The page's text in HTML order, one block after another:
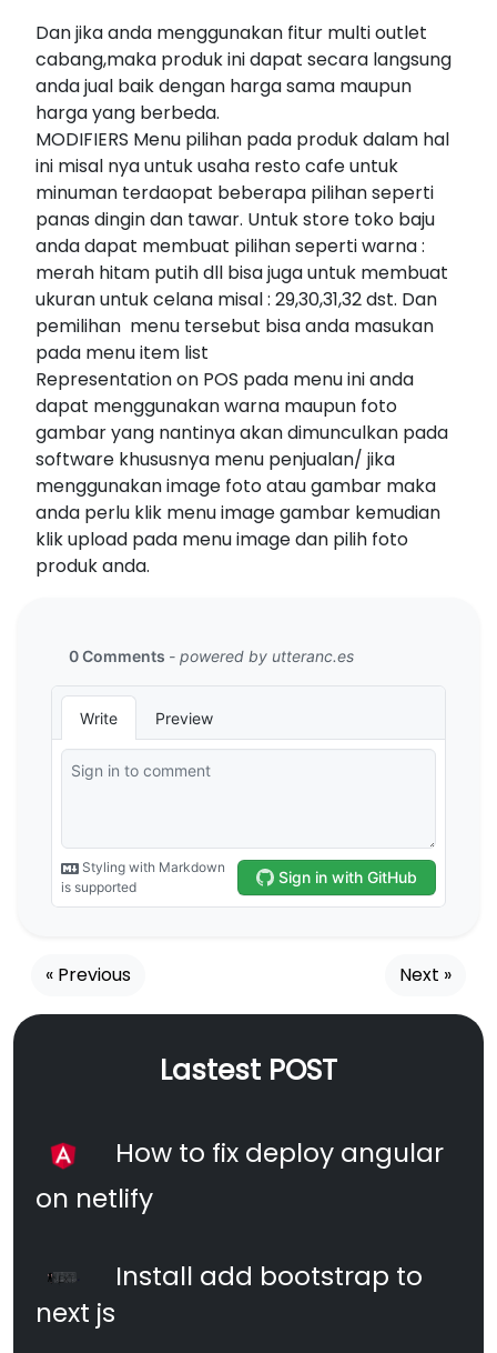
Dan jika anda menggunakan fitur multi outlet
cabang,maka produk ini dapat secara langsung
anda jual baik dengan harga sama maupun
harga yang berbeda.
MODIFIERS Menu pilihan pada produk dalam hal
ini misal nya untuk usaha resto cafe untuk
minuman terdaopat beberapa pilihan seperti
panas dingin dan tawar. Untuk store toko baju
anda dapat membuat pilihan seperti warna :
merah hitam putih dll bisa juga untuk membuat
ukuran untuk celana misal : 29,30,31,32 dst. Dan
pemilihan menu tersebut bisa anda masukan
pada menu item list
Representation on POS pada menu ini anda
dapat menggunakan warna maupun foto
gambar yang nantinya akan dimunculkan pada
software khususnya menu penjualan/ jika
menggunakan image foto atau gambar maka
anda perlu klik menu image gambar kemudian
klik upload pada menu image dan pilih foto
produk anda.
« Previous Next »
Lastest POST
How to fix deploy angular
on netlify
Install add bootstrap to
next js